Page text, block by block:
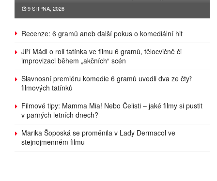
9 SRPNA, 2026
Recenze: 6 gramů aneb další pokus o komediální hit
Jiří Mádl o roli tatínka ve filmu 6 gramů, tělocvičně či
improvizaci během „akčních“ scén
Slavnosní premiéru komedie 6 gramů uvedli dva ze čtyř
filmových tatínků
Filmové tipy: Mamma Mia! Nebo Čelisti – jaké filmy si pustit
v parných letních dnech?
Marika Šoposká se proměnila v Lady Dermacol ve
stejnojmenném filmu